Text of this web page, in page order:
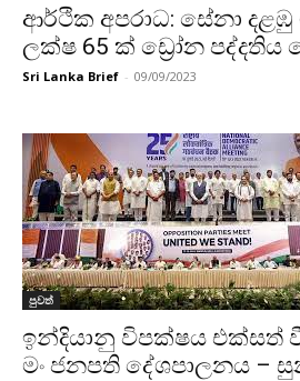
ආර්ථික අපරාධ: සේනා
ලක්ෂ 65 ක් ඩ්‍රෝන පද්දතිය
Sri Lanka Brief - 09/09/2023
පුවත්
ඉන්දියානු විපක්ෂය එක්සත්
මං ජනපති දේශපාලනය –